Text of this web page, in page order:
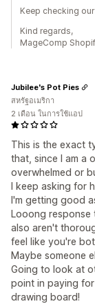
Keep checking
Kind regards,
MageComp
This is the exact
that, since I am a
overwhelmed or
I keep asking for
I'm getting good
Looong
also aren't
feel like you're
Maybe someone
Going to look at
point in paying
drawing board!
Jubilee's Pot Pies
สหรัฐอเมริกา
2 เดือน ในการใช้แอป